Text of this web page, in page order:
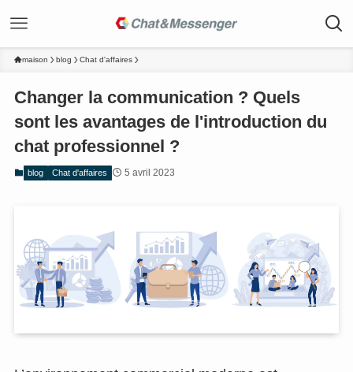
maison blog Chat d'affaires
Changer la communication ? Quels
sont les avantages de l'introduction du
chat professionnel ?
blog Chat d'affaires 5 avril 2023